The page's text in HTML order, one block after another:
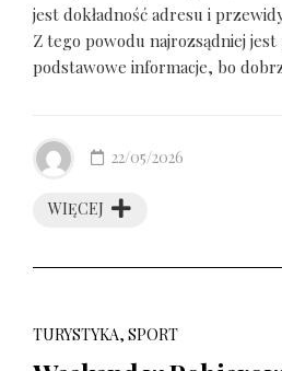
jest dokładność adresu i
Z tego powodu najrozsądniej
podstawowe informacje, bo
WIĘCEJ
22/05/2026
TURYSTYKA, SPORT